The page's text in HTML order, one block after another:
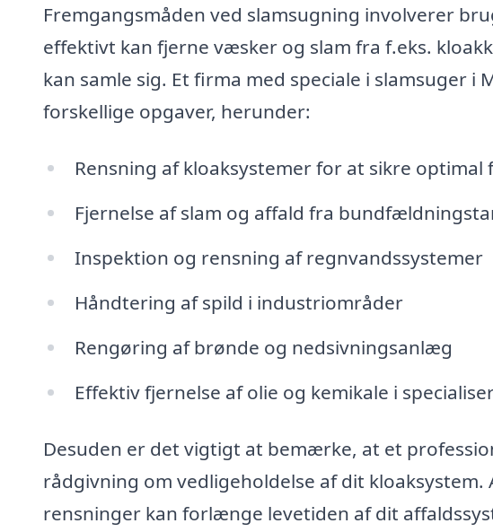
Fremgangsmåden ved slamsugning involverer
effektivt kan fjerne væsker og slam fra f.eks.
kan samle sig. Et firma med speciale i slamsuger
forskellige opgaver, herunder:
Rensning af kloaksystemer for at sikre
Fjernelse af slam og affald fra
Inspektion og rensning af regnvandssystemer
Håndtering af spild i industriområder
Rengøring af brønde og nedsivningsanlæg
Effektiv fjernelse af olie og kemikale i
Desuden er det vigtigt at bemærke, at et
rådgivning om vedligeholdelse af dit
rensninger kan forlænge levetiden af dit